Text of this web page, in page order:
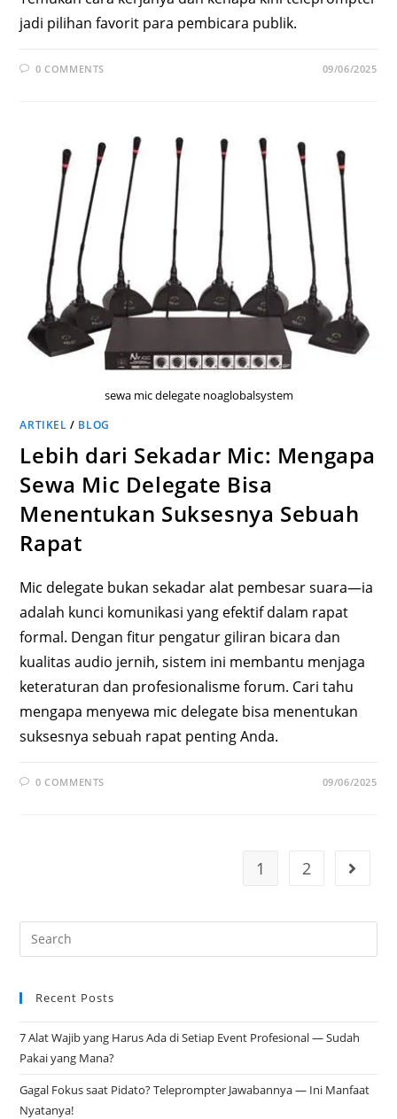
jadi pilihan favorit para pembicara publik.
0 COMMENTS 09/06/2025
sewa mic delegate noaglobalsystem
ARTIKEL / BLOG
Lebih dari Sekadar Mic: Mengapa
Sewa Mic Delegate Bisa
Menentukan Suksesnya Sebuah
Rapat
Mic delegate bukan sekadar alat pembesar suara—ia
adalah kunci komunikasi yang efektif dalam rapat
formal. Dengan fitur pengatur giliran bicara dan
kualitas audio jernih, sistem ini membantu menjaga
keteraturan dan profesionalisme forum. Cari tahu
mengapa menyewa mic delegate bisa menentukan
suksesnya sebuah rapat penting Anda.
0 COMMENTS 09/06/2025
1 2
Recent Posts
7 Alat Wajib yang Harus Ada di Setiap Event Profesional — Sudah
Pakai yang Mana?
Gagal Fokus saat Pidato? Teleprompter Jawabannya — Ini Manfaat
Nyatanya!